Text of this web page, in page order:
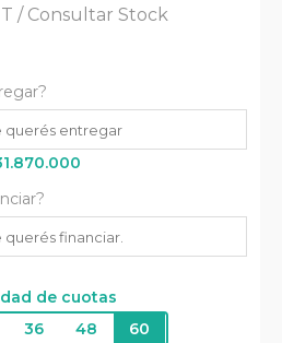
T / Consultar Stock
de cuotas
36 48 60